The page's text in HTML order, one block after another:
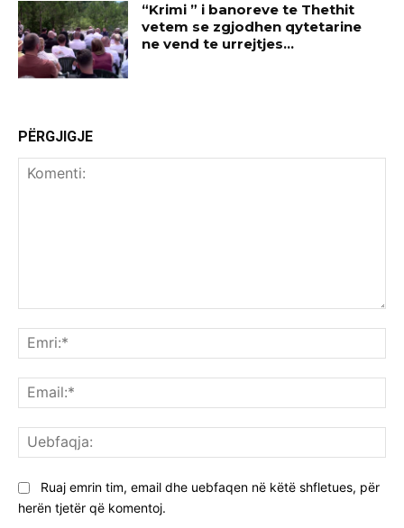
“Krimi ” i banoreve te Thethit
vetem se zgjodhen qytetarine
ne vend te urrejtjes…
PËRGJIGJE
Ruaj emrin tim, email dhe uebfaqen në këtë shfletues, për
herën tjetër që komentoj.